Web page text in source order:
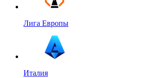
Лига Европы
Италия